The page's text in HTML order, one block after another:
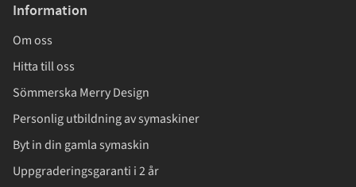
Information
Om oss
Hitta till oss
Sömmerska Merry Design
Personlig utbildning av symaskiner
Byt in din gamla symaskin
Uppgraderingsgaranti i 2 år